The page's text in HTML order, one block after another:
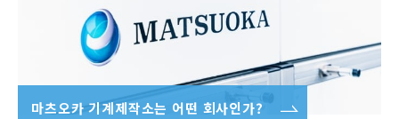
마츠오카 기계제작소는 어떤 회사인가?